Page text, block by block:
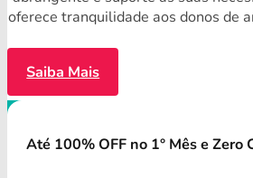
oferece tranquilidade aos donos de
Saiba Mais
Até 100% OFF no 1° Mês e